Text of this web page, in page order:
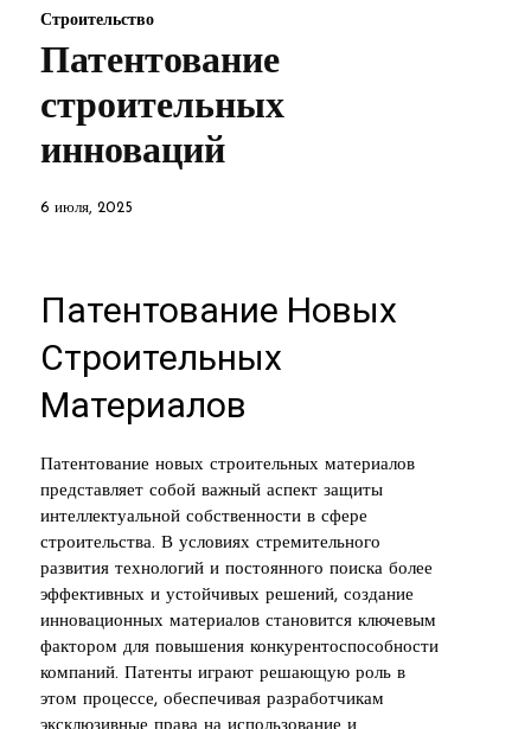
Строительство
Патентование
строительных
инноваций
6 июля, 2025
Патентование Новых
Строительных
Материалов
Патентование новых строительных материалов
представляет собой важный аспект защиты
интеллектуальной собственности в сфере
строительства. В условиях стремительного
развития технологий и постоянного поиска более
эффективных и устойчивых решений, создание
инновационных материалов становится ключевым
фактором для повышения конкурентоспособности
компаний. Патенты играют решающую роль в
этом процессе, обеспечивая разработчикам